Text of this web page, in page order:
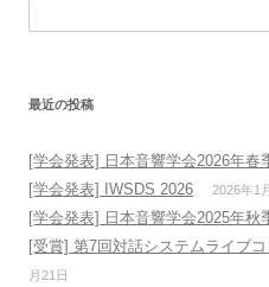
最近の投稿
[学会発表] 日本音響学会2026年春
[学会発表] IWSDS 2026 2026年1
[学会発表] 日本音響学会2025年秋
[受賞] 第7回対話システムライブ
月21日